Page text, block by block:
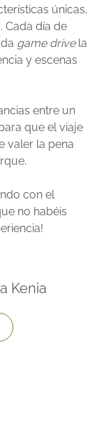
únicas,
Cada día de
game drivela
y escenas
entre un
que el viaje
valer la pena
con el
no habéis
Kenia